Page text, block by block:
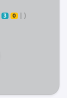
3 0 | )